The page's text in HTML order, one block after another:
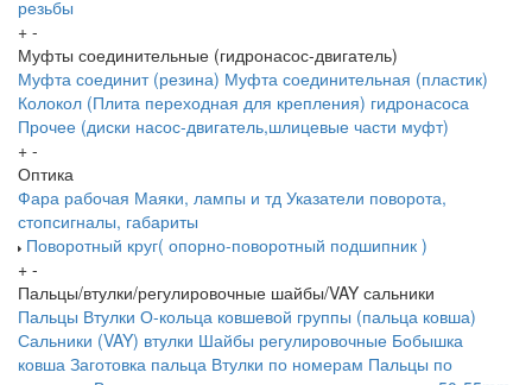
резьбы
+ -
Муфты соединительные (гидронасос-двигатель)
Муфта соединит (резина) Муфта соединительная (пластик)
Колокол (Плита переходная для крепления) гидронасоса
Прочее (диски насос-двигатель,шлицевые части муфт)
+ -
Оптика
Фара рабочая Маяки, лампы и тд Указатели поворота,
стопсигналы, габариты
Поворотный круг( опорно-поворотный подшипник )
+ -
Пальцы/втулки/регулировочные шайбы/VAY сальники
Пальцы Втулки О-кольца ковшевой группы (пальца ковша)
Сальники (VAY) втулки Шайбы регулировочные Бобышка
ковша Заготовка пальца Втулки по номерам Пальцы по